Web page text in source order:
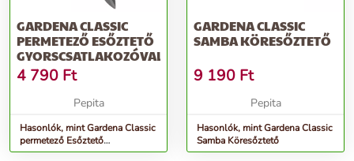
GARDENA CLASSIC
PERMETEZŐ ESŐZTETŐ
GYORSCSATLAKOZÓVAL
4 790 Ft
Pepita
Hasonlók, mint Gardena Classic
permetező Esőztető
gyorscsatlakozóval
GARDENA CLASSIC
SAMBA KÖRESŐZTETŐ
9 190 Ft
Pepita
Hasonlók, mint Gardena Classic
Samba Köresőztető